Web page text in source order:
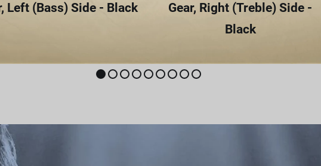
Left (Bass) Side - Black
Gear, Right (Treble) Side -
Black